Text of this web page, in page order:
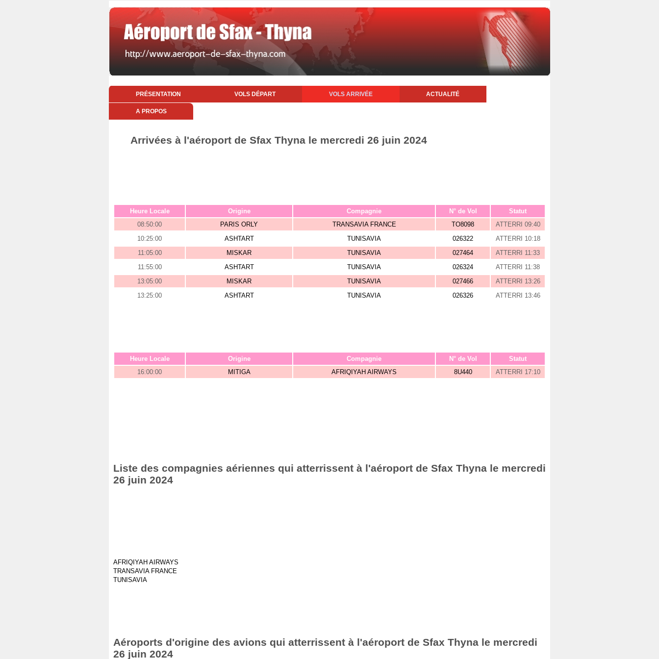
PRÉSENTATION VOLS DÉPART VOLS ARRIVÉE ACTUALITÉ
A PROPOS
Arrivées à l'aéroport de Sfax Thyna le mercredi 26 juin 2024
Heure Locale Origine Compagnie N° de Vol
Statut
08:50:00
PARIS ORLY TRANSAVIA FRANCE TO8098
ATTERRI 09:40
10:25:00
ASHTART TUNISAVIA 026322
ATTERRI 10:18
11:05:00
MISKAR TUNISAVIA 027464
ATTERRI 11:33
11:55:00
ASHTART TUNISAVIA 026324
ATTERRI 11:38
13:05:00
MISKAR TUNISAVIA 027466
ATTERRI 13:26
13:25:00
ASHTART TUNISAVIA 026326 ATTERRI 13:46
Heure Locale Origine Compagnie N° de Vol
Statut
16:00:00
MITIGA AFRIQIYAH AIRWAYS 8U440 ATTERRI 17:10
Liste des compagnies aériennes qui atterrissent à l'aéroport de Sfax Thyna le mercredi
26 juin 2024
AFRIQIYAH AIRWAYS
TRANSAVIA FRANCE
TUNISAVIA
Aéroports d'origine des avions qui atterrissent à l'aéroport de Sfax Thyna le mercredi
26 juin 2024